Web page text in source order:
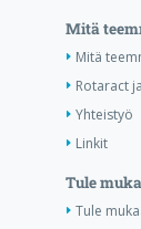
Mitä
Mitä
Rotaract
Yhteistyö
Linkit
Tule
Tule